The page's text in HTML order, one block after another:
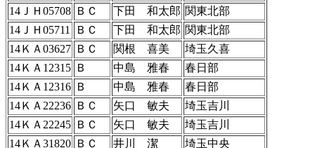
14ＪＨ05708 ＢＣ 下田 和太郎 関東北部
14ＪＨ05711
ＢＣ 下田 和太郎 関東北部
14ＫＡ03627 ＢＣ 関根 喜美
埼玉久喜
14ＫＡ12315 Ｂ 中島 雅春
春日部
14ＫＡ12316 Ｂ 中島 雅春
春日部
14ＫＡ22236 ＢＣ 矢口 敏夫
埼玉吉川
14ＫＡ22245 ＢＣ 矢口 敏夫
埼玉吉川
14ＫＡ31820 ＢＣ 井川 潔
埼玉中央